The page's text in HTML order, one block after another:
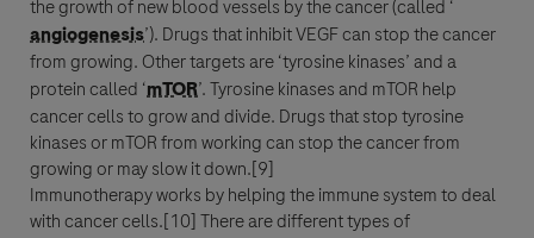
the growth of new blood vessels by thecancer(called ‘
angiogenesis’). Drugs that inhibitVEGFcan stop thecancer
from growing. Other targets are ‘tyrosine kinases’ and a
proteincalled ‘mTOR’. Tyrosine kinases and mTOR help
cancercells to grow and divide. Drugs that stop tyrosine
kinases ormTORfrom working can stop thecancerfrom
growing or may slow it down.[9]
Immunotherapyworks by helping theimmune systemto deal
withcancercells.[10] There are different types of